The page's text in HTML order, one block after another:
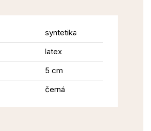
syntetika
latex
5 cm
černá